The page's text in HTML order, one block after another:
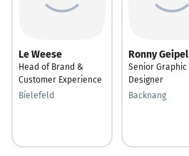
Le Weese
Head of Brand &
Customer Experience
Bielefeld
Ronny Geipel
Senior Graphic
Designer
Backnang